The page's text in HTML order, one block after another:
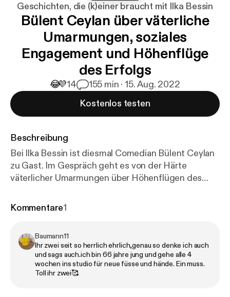
Geschichten, die (k)einer braucht mit Ilka Bessin
Bülent Ceylan über väterliche
Umarmungen, soziales
Engagement und Höhenflüge
des Erfolgs
😂💜14 155 min · 15. Aug. 2022
Kostenlos testen
Beschreibung
Bei Ilka Bessin ist diesmal Comedian Bülent Ceylan
zu Gast. Im Gespräch geht es von der Härte
väterlicher Umarmungen über Höhenflügen des
sich wirklich auf Gasflaschen und worüber machen
sind, auch wenn sie mit harten Bandagen und den
Waffen ihrer Federtasche kämpfen, erfahrt ihr in
dieser Folge.
Kommentare1
Baumann11
Ihr zwei seit so herrlich ehrlich,genau so denke ich auch
und sags auch.ich bin 66 jahre jung und gehe alle 4
wochen ins studio für neue füsse und hände. Ein muss.
Toll ihr zwei🥰